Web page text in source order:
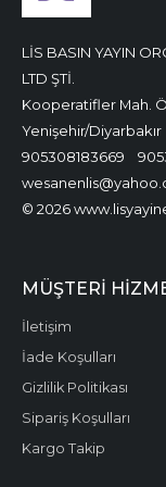
LİS BASIN YAYIN
LTD ŞTİ.
Kooperatifler Mah.
Yenişehir/Diyarbakır
905308183669
© 2026
MÜŞTERI
İletişim
İade Koşulları
Gizlilik Politikası
Sipariş Koşulları
Kargo Takip